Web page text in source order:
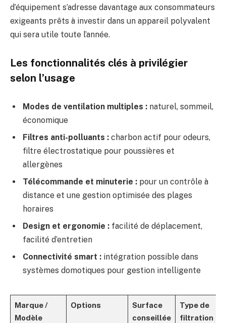
d’équipement s’adresse davantage aux consommateurs
exigeants prêts à investir dans un appareil polyvalent
qui sera utile toute l’année.
Les fonctionnalités clés à privilégier
selon l’usage
Modes de ventilation multiples : naturel, sommeil,
économique
Filtres anti-polluants : charbon actif pour odeurs,
filtre électrostatique pour poussières et
allergènes
Télécommande et minuterie : pour un contrôle à
distance et une gestion optimisée des plages
horaires
Design et ergonomie : facilité de déplacement,
facilité d’entretien
Connectivité smart : intégration possible dans
systèmes domotiques pour gestion intelligente
Marque /
Modèle
Options
Surface
conseillée
Type de
filtration